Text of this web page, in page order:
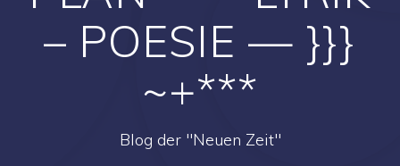
– POESIE — }}}
~+***
Blog der "Neuen Zeit"